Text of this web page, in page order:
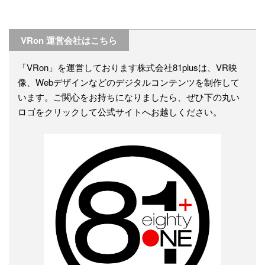
VRon 運営会社はこちら
「VRon」を運営しております株式会社81plusは、VR映
像、Webデザインなどのデジタルコンテンツを制作して
います。ご関心をお持ちになりましたら、ぜひ下の丸い
ロゴをクリックして公式サイトへお越しください。